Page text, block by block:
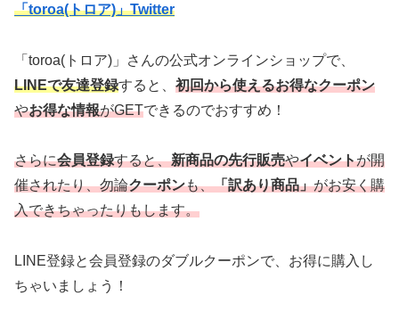
「toroa(トロア)」Twitter
「toroa(トロア)」さんの公式オンラインショップで、
LINEで友達登録すると、 初回から使えるお得なクーポン
やお得な情報がGETできるのでおすすめ！
さらに会員登録すると、新商品の先行販売やイベントが開
催されたり、勿論クーポンも、「訳あり商品」がお安く購
入できちゃったりもします。
LINE登録と会員登録のダブルクーポンで、お得に購入し
ちゃいましょう！